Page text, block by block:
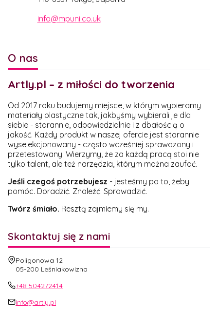
info@mpuni.co.uk
O nas
Artly.pl – z miłości do tworzenia
Od 2017 roku budujemy miejsce, w którym wybieramy
materiały plastyczne tak, jakbyśmy wybierali je dla
siebie - starannie, odpowiedzialnie i z dbałością o
jakość. Każdy produkt w naszej ofercie jest starannie
wyselekcjonowany - często wcześniej sprawdzony i
przetestowany. Wierzymy, że za każdą pracą stoi nie
tylko talent, ale też narzędzia, którym można zaufać.
Jeśli czegoś potrzebujesz - jesteśmy po to, żeby
pomóc. Doradzić. Znaleźć. Sprowadzić.
Twórz śmiało. Resztą zajmiemy się my.
Skontaktuj się z nami
Adres:
Poligonowa 12
05-200 Leśniakowizna
+48 504272414
info@artly.pl